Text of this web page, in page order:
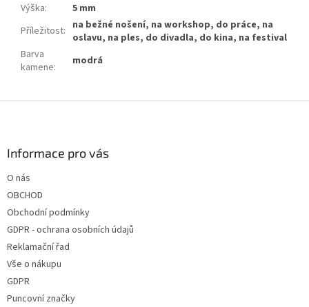
Výška:
5 mm
Příležitost: na bežné nošení, na workshop, do práce, na
oslavu, na ples, do divadla, do kina, na festival
Barva
kamene: modrá
Informace pro vás
O nás
OBCHOD
Obchodní podmínky
GDPR - ochrana osobních údajů
Reklamační řad
Vše o nákupu
GDPR
Puncovní značky